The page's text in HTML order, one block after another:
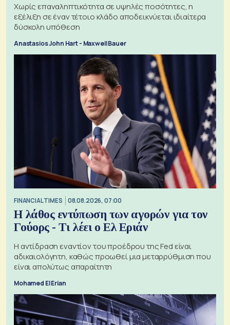
Χωρίς επαναληπτικότητα σε υψηλές ποσότητες, η
εξέλιξη σε έναν τέτοιο κλάδο αποδεικνύεται ιδιαίτερα
δύσκολη υπόθεση
Anastasios John Hart - Maxwell Bauer
FINANCIAL TIMES 08.08.2026, 07:00
Η λάθος εντύπωση των αγορών για τον
Γούορς - Τι λέει ο Ελ Εριάν
Η αντίδραση εναντίον του προέδρου της Fed είναι
αδικαιολόγητη, καθώς προωθεί μια μεταρρύθμιση που
είναι απολύτως απαραίτητη
Mohamed El Erian